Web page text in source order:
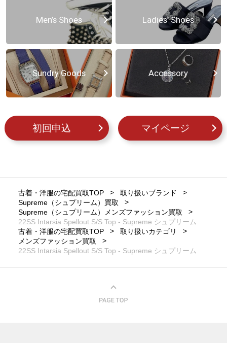
Men’s Shoes Ladies’ Shoes
Sundry Goods Accessory
初回申込 マイページ
古着・洋服の宅配買取TOP
取り扱いブランド
Supreme（シュプリーム）買取
Supreme（シュプリーム）メンズファッション買取
22SS Intarsia Spellout S/S Top - Supreme シュプリーム
古着・洋服の宅配買取TOP
取り扱いカテゴリ
メンズファッション買取
22SS Intarsia Spellout S/S Top - Supreme シュプリーム